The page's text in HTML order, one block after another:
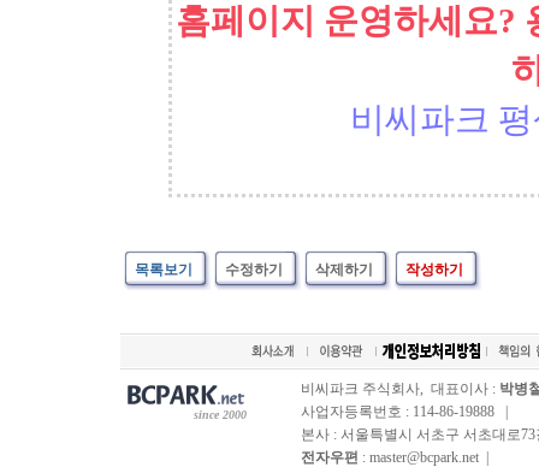
홈페이지 운영하세요?
비씨파크
목록보기 수정하기 삭제하기 작성하기
since 2000
비씨파크 주식회사, 대표이사 : 박병
사업자등록번호 : 114-86-19888 |
본사 : 서울특별시 서초구 서초대로73
전자우편 : master@bcpark.net |